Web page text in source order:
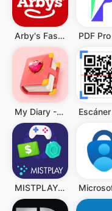
Arby's Fast Food Sandwiches
My Diary - Diary With Lock
MISTPLAY: Jugar para ganar